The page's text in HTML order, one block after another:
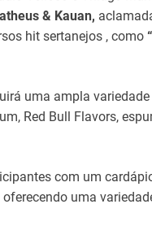
& Kauan,
hit sertanejos , como
uma ampla
Red Bull Flavors,
com um
oferecendo uma